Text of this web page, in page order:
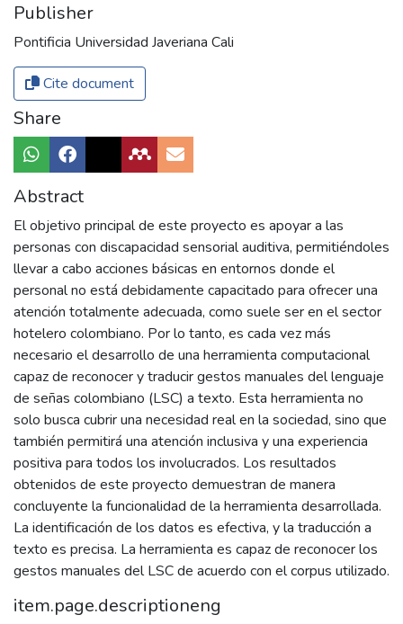
Publisher
Pontificia Universidad Javeriana Cali
Cite document
Share
Abstract
El objetivo principal de este proyecto es apoyar a las
personas con discapacidad sensorial auditiva, permitiéndoles
llevar a cabo acciones básicas en entornos donde el
personal no está debidamente capacitado para ofrecer una
atención totalmente adecuada, como suele ser en el sector
hotelero colombiano. Por lo tanto, es cada vez más
necesario el desarrollo de una herramienta computacional
capaz de reconocer y traducir gestos manuales del lenguaje
de señas colombiano (LSC) a texto. Esta herramienta no
solo busca cubrir una necesidad real en la sociedad, sino que
también permitirá una atención inclusiva y una experiencia
positiva para todos los involucrados. Los resultados
obtenidos de este proyecto demuestran de manera
concluyente la funcionalidad de la herramienta desarrollada.
La identificación de los datos es efectiva, y la traducción a
texto es precisa. La herramienta es capaz de reconocer los
gestos manuales del LSC de acuerdo con el corpus utilizado.
item.page.descriptioneng